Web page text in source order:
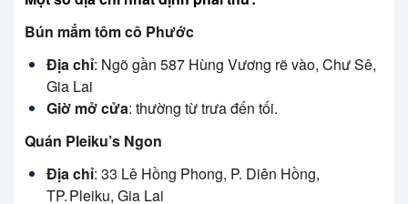
Bún mắm tôm cô Phước
Địa chỉ: Ngõ gần 587 Hùng Vương rẽ vào, Chư Sê,
Gia Lai
Giờ mở cửa: thường từ trưa đến tối.
Quán Pleiku’s Ngon
Địa chỉ: 33 Lê Hồng Phong, P. Diên Hồng,
TP. Pleiku, Gia Lai